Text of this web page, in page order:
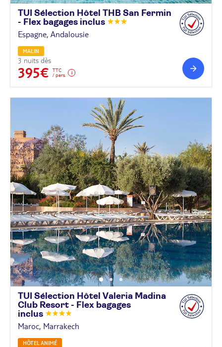
TUI Sélection Hôtel THB San Fermin
- Flex bagages inclus
Espagne, Andalousie
MALIN
3 nuits dès
395€
TTC
/ pers.
TUI Sélection Hôtel Valeria Madina
Club Resort - Flex bagages
inclus
Maroc, Marrakech
HÔTEL ANIMÉ